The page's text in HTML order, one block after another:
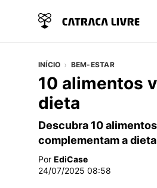
INÍCIO BEM-ESTAR
10 alimentos
dieta
Descubra 10
complementam a
Por EdiCase
24/07/2025 08:58